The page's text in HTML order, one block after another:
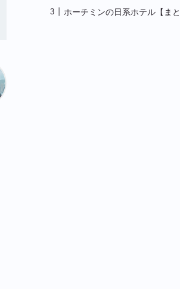
ホーチミンの日系ホテル【まと